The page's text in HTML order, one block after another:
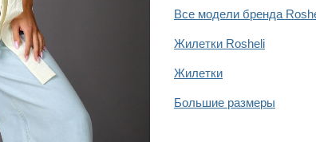
Все модели бренда
Жилетки Rosheli
Жилетки
Большие размеры